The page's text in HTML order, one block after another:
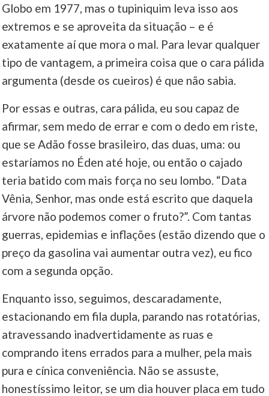
Globo em 1977, mas o tupiniquim leva isso aos
extremos e se aproveita da situação – e é
exatamente aí que mora o mal. Para levar qualquer
tipo de vantagem, a primeira coisa que o cara pálida
argumenta (desde os cueiros) é que não sabia.
Por essas e outras, cara pálida, eu sou capaz de
afirmar, sem medo de errar e com o dedo em riste,
que se Adão fosse brasileiro, das duas, uma: ou
estaríamos no Éden até hoje, ou então o cajado
teria batido com mais força no seu lombo. “Data
Vênia, Senhor, mas onde está escrito que daquela
árvore não podemos comer o fruto?”. Com tantas
guerras, epidemias e inflações (estão dizendo que o
preço da gasolina vai aumentar outra vez), eu fico
com a segunda opção.
Enquanto isso, seguimos, descaradamente,
estacionando em fila dupla, parando nas rotatórias,
atravessando inadvertidamente as ruas e
comprando itens errados para a mulher, pela mais
pura e cínica conveniência. Não se assuste,
honestíssimo leitor, se um dia houver placa em tudo